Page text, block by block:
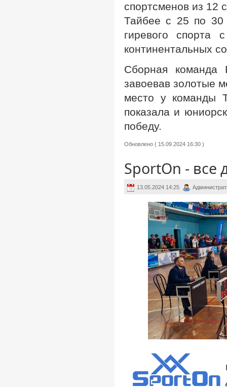
спортсменов из 12
Тайбее с 25 по 30
гиревого спорта
континентальных
Сборная команда
завоевав золотые
место у команды
показала и
победу.
Обновлено ( 15.09.2024 16:30 )
SportOn - все
13.05.2024 14:25